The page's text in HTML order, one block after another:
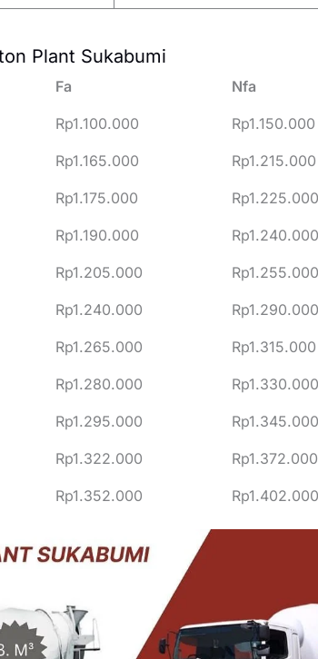
Plant Sukabumi
Fa Nfa
Rp1.100.000 Rp1.150.000
Rp1.165.000 Rp1.215.000
Rp1.175.000 Rp1.225.000
Rp1.190.000 Rp1.240.000
Rp1.205.000 Rp1.255.000
Rp1.240.000 Rp1.290.000
Rp1.265.000 Rp1.315.000
Rp1.280.000 Rp1.330.000
Rp1.295.000 Rp1.345.000
Rp1.322.000 Rp1.372.000
Rp1.352.000 Rp1.402.000